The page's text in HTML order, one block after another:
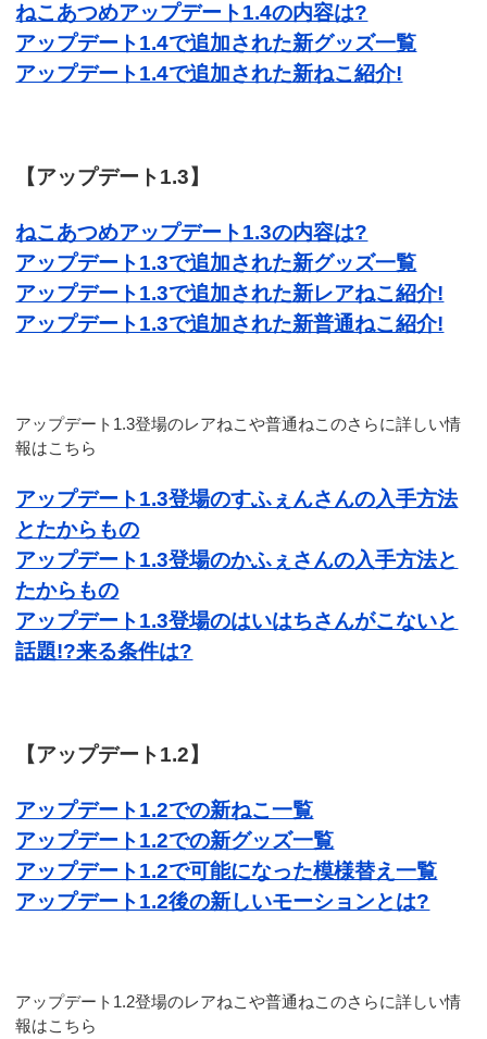
ねこあつめアップデート1.4の内容は?
アップデート1.4で追加された新グッズ一覧
アップデート1.4で追加された新ねこ紹介!
【アップデート1.3】
ねこあつめアップデート1.3の内容は?
アップデート1.3で追加された新グッズ一覧
アップデート1.3で追加された新レアねこ紹介!
アップデート1.3で追加された新普通ねこ紹介!
アップデート1.3登場のレアねこや普通ねこのさらに詳しい情
報はこちら
アップデート1.3登場のすふぇんさんの入手方法
とたからもの
アップデート1.3登場のかふぇさんの入手方法と
たからもの
アップデート1.3登場のはいはちさんがこないと
話題!?来る条件は?
【アップデート1.2】
アップデート1.2での新ねこ一覧
アップデート1.2での新グッズ一覧
アップデート1.2で可能になった模様替え一覧
アップデート1.2後の新しいモーションとは?
アップデート1.2登場のレアねこや普通ねこのさらに詳しい情
報はこちら